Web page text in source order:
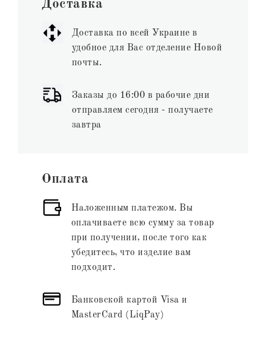
Доставка
Доставка по всей Украине в
удобное для Вас отделение Новой
почты.
Заказы до 16:00 в рабочие дни
отправляем сегодня - получаете
завтра
Оплата
Наложенным платежом. Вы
оплачиваете всю сумму за товар
при получении, после того как
убедитесь, что изделие вам
подходит.
Банковской картой Visa и
MasterCard (LiqPay)